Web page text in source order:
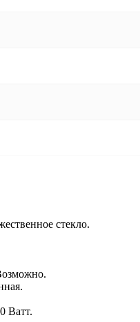
стекло.
Ватт.